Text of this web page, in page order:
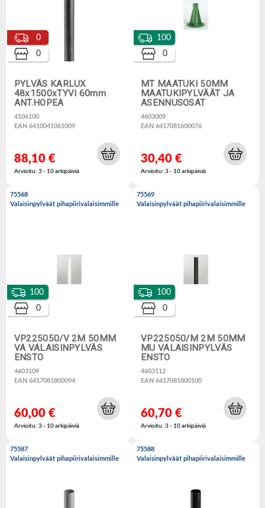
PYLVÄS KARLUX
48x1500xTYVI 60mm
ANT.HOPEA
4106100
EAN 6410041061009
0
0
88,10 €
Arvioitu: 3 - 10 arkipäiviä
MT MAATUKI 50MM
MAATUKIPYLVÄÄT JA
ASENNUSOSAT
4603009
EAN 6417081600076
100
0
30,40 €
Arvioitu: 3 - 10 arkipäiviä
75568
Valaisinpylväät pihapiirivalaisimmille
VP225050/V 2M 50MM
VA VALAISINPYLVÄS
ENSTO
4603109
EAN 6417081800094
100
0
60,00 €
Arvioitu: 3 - 10 arkipäiviä
75569
Valaisinpylväät pihapiirivalaisimmille
VP225050/M 2M 50MM
MU VALAISINPYLVÄS
ENSTO
4603112
EAN 6417081800100
100
0
60,70 €
Arvioitu: 3 - 10 arkipäiviä
75587
Valaisinpylväät pihapiirivalaisimmille
75588
Valaisinpylväät pihapiirivalaisimmille